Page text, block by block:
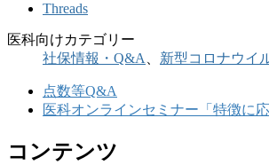
Threads
医科向けカテゴリー
社保情報・Q&A
新型コロナウイ
点数等Q&A
医科オンラインセミナー「特徴に
コンテンツ